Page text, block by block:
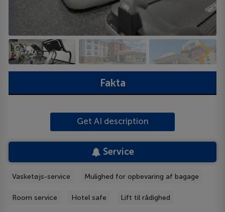
Fakta
Get AI description
Service
Vasketøjs-service Mulighed for opbevaring af bagage
Room service Hotel safe Lift til rådighed